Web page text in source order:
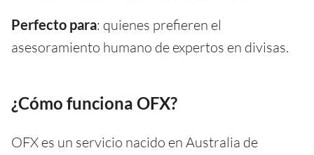
Perfecto para: quienes prefieren el
asesoramiento humano de expertos en divisas.
¿Cómo funciona OFX?
OFX es un servicio nacido en Australia de